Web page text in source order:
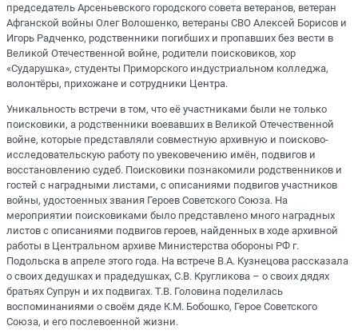
председатель Арсеньевского городского совета ветеранов, ветеран
Афганской войны Олег Волошенко, ветераны СВО Алексей Борисов и
Игорь Радченко, родственники погибших и пропавших без вести в
Великой Отечественной войне, родители поисковиков, хор
«Сударушка», студенты Приморского индустриальном колледжа,
волонтёры, прихожане и сотрудники Центра.
Уникальность встречи в том, что её участниками были не только
поисковики, а родственники воевавших в Великой Отечественной
войне, которые представляли совместную архивную и поисково-
исследовательскую работу по увековечению имён, подвигов и
восстановлению судеб. Поисковики познакомили родственников и
гостей с наградными листами, с описаниями подвигов участников
войны, удостоенных звания Героев Советского Союза. На
мероприятии поисковиками было представлено много наградных
листов с описаниями подвигов героев, найденных в ходе архивной
работы в Центральном архиве Министерства обороны РФ г.
Подольска в апреле этого года. На встрече В.А. Кузнецова рассказала
о своих дедушках и прадедушках, С.В. Кругликова – о своих дядях
братьях Супрун и их подвигах. Т.В. Головина поделилась
воспоминаниями о своём дяде К.М. Бобошко, Герое Советского
Союза, и его послевоенной жизни.